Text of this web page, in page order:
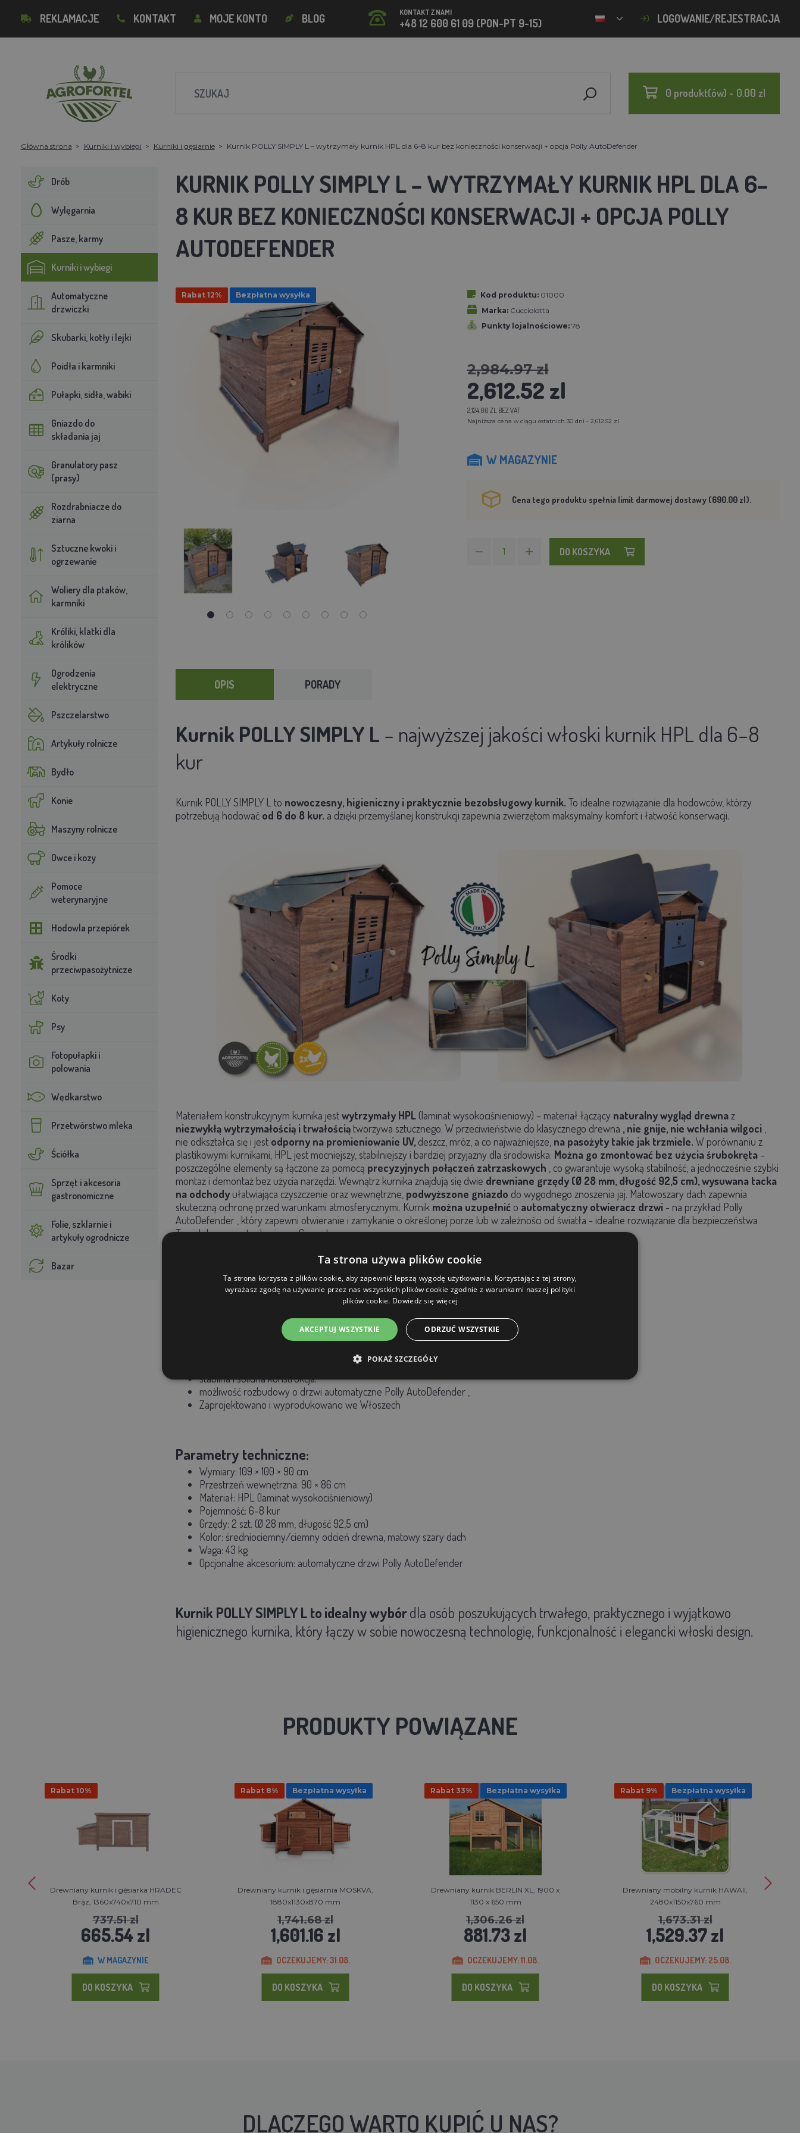
REKLAMACJE KONTAKT MOJE KONTO BLOG KONTAKT Z NAMI
+48 12 600 61 09 (PON-PT 9-15) LOGOWANIE/REJESTRACJA
0 produkt(ów) - 0.00 zl
Główna strona Kurniki i wybiegi Kurniki i gęsiarnie Kurnik POLLY SIMPLY L – wytrzymały kurnik HPL dla 6–8 kur bez konieczności konserwacji + opcja Polly AutoDefender
Drób
Wylęgarnia
Pasze, karmy
Kurniki i wybiegi
Automatyczne
drzwiczki
Skubarki, kotły i lejki
Poidła i karmniki
Pułapki, sidła, wabiki
Gniazdo do
składania jaj
Granulatory pasz
(prasy)
Rozdrabniacze do
ziarna
Sztuczne kwoki i
ogrzewanie
Woliery dla ptaków,
karmniki
Króliki, klatki dla
królików
Ogrodzenia
elektryczne
Pszczelarstwo
Artykuły rolnicze
Bydło
Konie
Maszyny rolnicze
Owce i kozy
Pomoce
weterynaryjne
Hodowla przepiórek
Środki
przeciwpasożytnicze
Koty
Psy
Fotopułapki i
polowania
Wędkarstwo
Przetwórstwo mleka
Ściółka
Sprzęt i akcesoria
gastronomiczne
Folie, szklarnie i
artykuły ogrodnicze
Bazar
KURNIK POLLY SIMPLY L – WYTRZYMAŁY KURNIK HPL DLA 6–
8 KUR BEZ KONIECZNOŚCI KONSERWACJI + OPCJA POLLY
AUTODEFENDER
Rabat 12% Bezpłatna wysyłka Kod produktu: 01000
Marka: Cucciolotta
Punkty lojalnościowe: 78
2,984.97 zl
2,612.52 zl
2,124.00 ZL BEZ VAT
Najniższa cena w ciągu ostatnich 30 dni - 2,612.52 zl
W MAGAZYNIE
Cena tego produktu spełnia limit darmowej dostawy (690.00 zl).
DO KOSZYKA
OPIS PORADY
Kurnik POLLY SIMPLY L – najwyższej jakości włoski kurnik HPL dla 6–8
kur
Kurnik POLLY SIMPLY L to nowoczesny, higieniczny i praktycznie bezobsługowy kurnik. To idealne rozwiązanie dla hodowców, którzy
potrzebują hodować od 6 do 8 kur. a dzięki przemyślanej konstrukcji zapewnia zwierzętom maksymalny komfort i łatwość konserwacji.
Materiałem konstrukcyjnym kurnika jestwytrzymały HPL(laminat wysokociśnieniowy) – materiał łączący naturalny wygląd drewnaz
niezwykłą wytrzymałością i trwałościątworzywa sztucznego. W przeciwieństwie do klasycznego drewna , nie gnije, nie wchłania wilgoci,
nie odkształca się i jest odporny na promieniowanie UV,deszcz, mróz, a co najważniejsze, na pasożyty takie jak trzmiele. W porównaniu z
plastikowymi kurnikami, HPL jest mocniejszy, stabilniejszy i bardziej przyjazny dla środowiska. Można go zmontować bez użycia śrubokręta–
poszczególne elementy są łączone za pomocą precyzyjnych połączeń zatrzaskowych , co gwarantuje wysoką stabilność, a jednocześnie szybki
montaż i demontaż bez użycia narzędzi. Wewnątrz kurnika znajdują się dwie drewniane grzędy (Ø 28 mm, długość 92,5 cm), wysuwana tacka
na odchody ułatwiająca czyszczenie oraz wewnętrzne, podwyższone gniazdo do wygodnego znoszenia jaj. Matowoszary dach zapewnia
skuteczną ochronę przed warunkami atmosferycznymi. Kurnik można uzupełnićo automatyczny otwieracz drzwi- na przykład Polly
AutoDefender , który zapewni otwieranie i zamykanie o określonej porze lub w zależności od światła - idealne rozwiązanie dla bezpieczeństwa
Twoich kur, nawet gdy nie ma Cię w domu.
Główne zalety kurnika POLLY SIMPLY L:
pojemność 6–8 kur
– odporny na wilgoć, promieniowanie UV, gnicie i pasożyty
,
ułatwiająca czyszczenie,
ciemne wykończenie drewna,matowy szary
stabilna i solidna konstrukcja.
możliwość rozbudowy o drzwi automatyczne Polly AutoDefender
Zaprojektowano i wyprodukowano we Włoszech
Parametry techniczne:
Wymiary: 109 × 100 × 90 cm
Przestrzeń wewnętrzna: 90 × 86 cm
Materiał: HPL (laminat wysokociśnieniowy)
Pojemność: 6–8 kur
Grzędy: 2 szt. (Ø 28 mm, długość 92,5 cm)
Kolor: średniociemny/ciemny odcień drewna, matowy szary dach
Waga: 43 kg
Opcjonalne akcesorium: automatyczne drzwi Polly AutoDefender
Kurnik POLLY SIMPLY Ltoidealnywybórdla osób poszukujących trwałego, praktycznego i wyjątkowo
higienicznego kurnika, który łączy w sobie nowoczesną technologię, funkcjonalność i elegancki włoski design.
PRODUKTY POWIĄZANE
Rabat 10%
Drewniany kurnik i gęsiarka HRADEC
Brąz, 1360x740x710 mm
737.51 zl
665.54 zl
W MAGAZYNIE
DO KOSZYKA
Rabat 8% Bezpłatna wysyłka
Drewniany kurnik i gęsiarnia MOSKVA,
1880x1130x870 mm
1,741.68 zl
1,601.16 zl
OCZEKUJEMY: 31.08.
DO KOSZYKA
Rabat 33% Bezpłatna wysyłka
Drewniany kurnik BERLIN XL, 1900 x
1130 x 650 mm
1,306.26 zl
881.73 zl
OCZEKUJEMY: 11.08.
DO KOSZYKA
Rabat 9% Bezpłatna wysyłka
Drewniany mobilny kurnik HAWAII,
2480x1150x760 mm
1,673.31 zl
1,529.37 zl
OCZEKUJEMY: 25.08.
DO KOSZYKA
DLACZEGO WARTO KUPIĆ U NAS?
Ta strona używa plików cookie
Ta strona korzysta z plików cookie, aby zapewnić lepszą wygodę użytkowania. Korzystając z tej strony,
wyrażasz zgodę na używanie przez nas wszystkich plików cookie zgodnie z warunkami naszej polityki
plików cookie. Dowiedz się więcej
AKCEPTUJ WSZYSTKIE ODRZUĆ WSZYSTKIE
POKAŻ SZCZEGÓŁY